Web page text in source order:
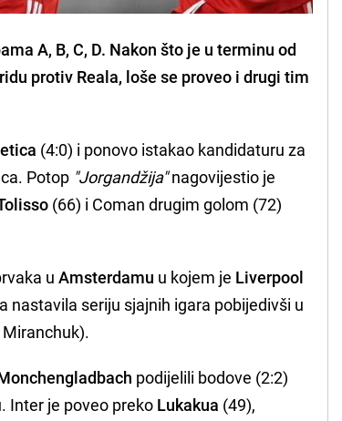
A, B, C, D. Nakon što je u terminu od
protiv Reala, loše se proveo i drugi tim
(4:0) i ponovo istakao kandidaturu za
Potop "Jorgandžija"nagovijestio je
(66) i Coman drugim golom (72)
uAmsterdamu u kojem je Liverpool
nastavila seriju sjajnih igara pobijedivši u
podijelili bodove (2:2)
Inter je poveo preko Lukakua (49),